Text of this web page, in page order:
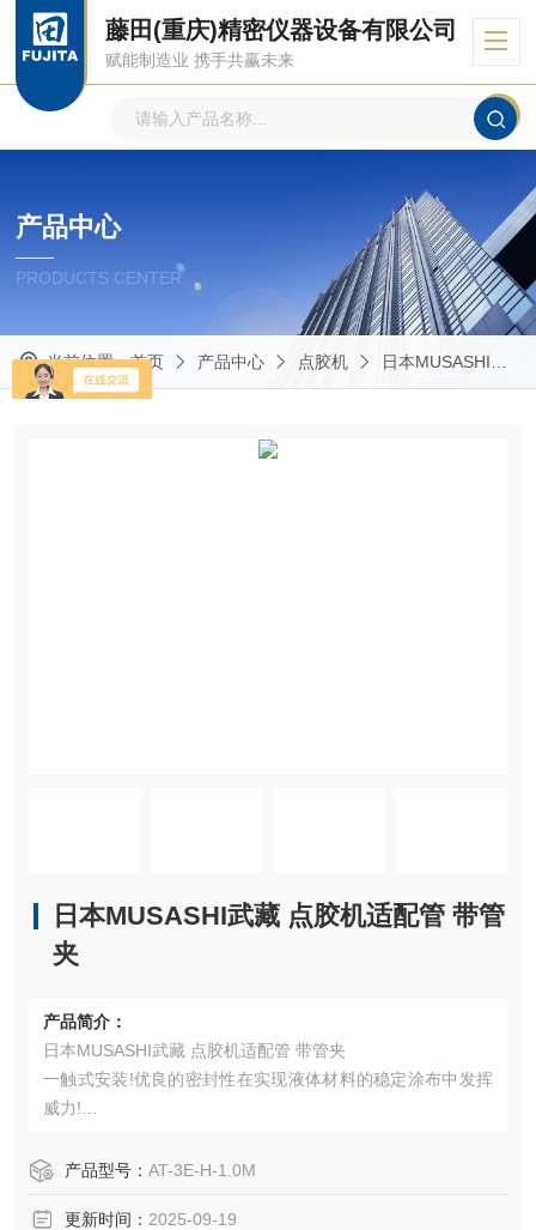
藤田(重庆)精密仪器设备有限公司
赋能制造业 携手共赢未来
产品中心
PRODUCTS CENTER
当前位置：首页 产品中心 点胶机 日本MUSASHI武藏点胶机
日本MUSASHI武藏 点胶机适配管 带管
夹
产品简介：
日本MUSASHI武藏 点胶机适配管 带管夹
一触式安装!优良的密封性在实现液体材料的稳定涂布中发挥
威力!
产品型号： AT-3E-H-1.0M
更新时间： 2025-09-19